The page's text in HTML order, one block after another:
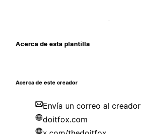
Acerca de esta plantilla
Acerca de este creador
Envía un correo al creador
doitfox.com